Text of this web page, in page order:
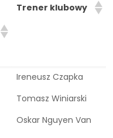
Trener klubowy
Ireneusz Czapka
Tomasz Winiarski
Oskar Nguyen Van